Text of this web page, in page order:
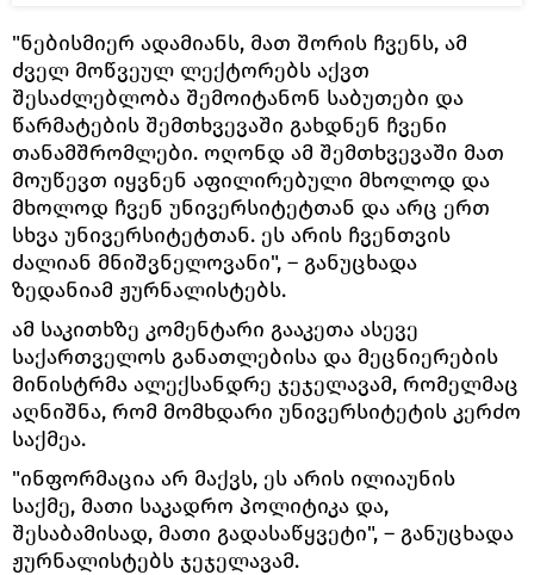
"ნებისმიერ ადამიანს, მათ შორის ჩვენს, ამ
ძველ მოწვეულ ლექტორებს აქვთ
შესაძლებლობა შემოიტანონ საბუთები და
წარმატების შემთხვევაში გახდნენ ჩვენი
თანამშრომლები. ოღონდ ამ შემთხვევაში მათ
მოუწევთ იყვნენ აფილირებული მხოლოდ და
მხოლოდ ჩვენ უნივერსიტეტთან და არც ერთ
სხვა უნივერსიტეტთან. ეს არის ჩვენთვის
ძალიან მნიშვნელოვანი", – განუცხადა
ზედანიამ ჟურნალისტებს.
ამ საკითხზე კომენტარი გააკეთა ასევე
საქართველოს განათლებისა და მეცნიერების
მინისტრმა ალექსანდრე ჯეჯელავამ, რომელმაც
აღნიშნა, რომ მომხდარი უნივერსიტეტის კერძო
საქმეა.
"ინფორმაცია არ მაქვს, ეს არის ილიაუნის
საქმე, მათი საკადრო პოლიტიკა და,
შესაბამისად, მათი გადასაწყვეტი", – განუცხადა
ჟურნალისტებს ჯეჯელავამ.